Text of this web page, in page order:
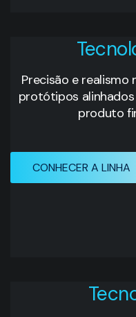
Precisão e realismo
protótipos
produto
CONHECER A LINHA